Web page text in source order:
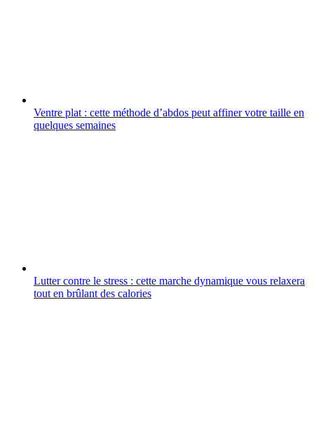
Ventre plat : cette méthode d’abdos peut affiner votre taille en
quelques semaines
Lutter contre le stress : cette marche dynamique vous relaxera
tout en brûlant des calories